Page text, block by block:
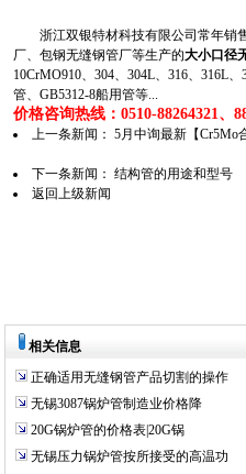
浙江双银特材科技有限公司常年销售
厂、包钢无缝钢管厂等生产的大小口径
10CrMO910、304、304L、316、316L
管、GB5312-8船用管等...
价格咨询热线：0510-88264321、
上一条新闻： 5月中询最新【Cr5Mo
下一条新闻： 结构管的用途和型号
返回上级新闻
相关信息
正确适用无缝钢管产品切割的操作
无锡3087锅炉管制造业价格降
20G锅炉管的价格表|20G锅
无锡压力锅炉管按所接受的高温功